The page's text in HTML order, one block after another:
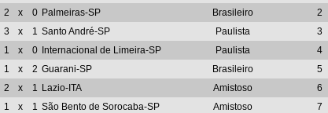
2 x 0 Palmeiras-SP Brasileiro
2
3 x 1 Santo André-SP Paulista
3
1 x 0 Internacional de Limeira-SP Paulista
4
1 x 2 Guarani-SP Brasileiro
5
2 x 1 Lazio-ITA Amistoso
6
1 x 1 São Bento de Sorocaba-SP Amistoso
7